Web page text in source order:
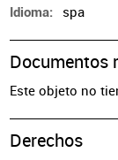
Idioma spa
Documentos
Este objeto no
Derechos